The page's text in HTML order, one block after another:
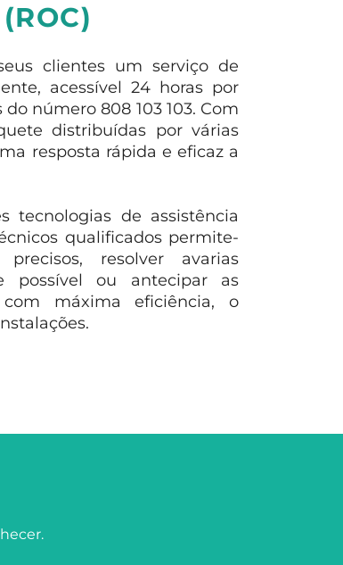
clientes um serviço de
acessível 24 horas por
número 808 103 103. Com
distribuídas por várias
resposta rápida e eficaz a
tecnologias de assistência
qualificados permite-
resolver avarias
possível ou antecipar as
com máxima eficiência, o